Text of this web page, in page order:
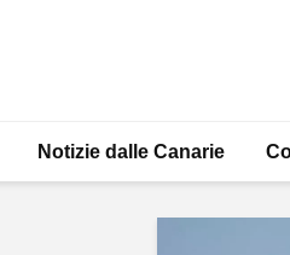
Notizie dalle Canarie